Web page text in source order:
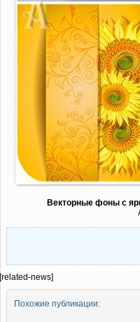
Векторные фоны с
[related-news]
Похожие публикации: